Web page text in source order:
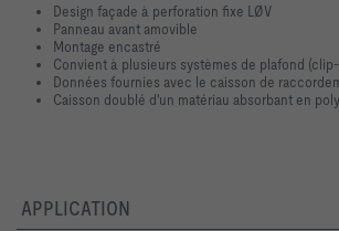
Design façade à perforation fixe LØV
Panneau avant amovible
Montage encastré
Convient à plusieurs systèmes de plafond
Données fournies avec le caisson de
Caisson doublé d'un matériau absorbant en
APPLICATION